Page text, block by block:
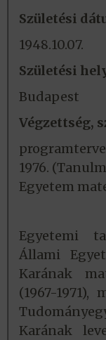
Születési
1948.10.07.
Születési
Budapest
Végzettség,
1976.
Egyetem
Egyetemi
Állami
Karának
(1967-
Karának